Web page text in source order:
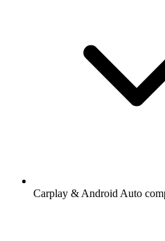
Carplay & Android Auto